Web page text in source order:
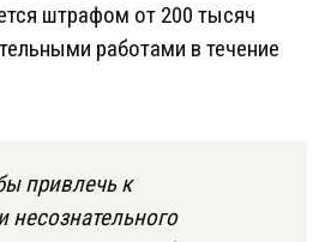
штрафом от 200 тысяч
работами в течение
привлечь к
несознательного